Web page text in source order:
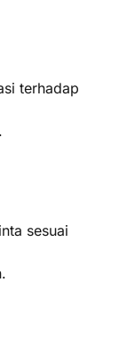
terhadap
sesuai